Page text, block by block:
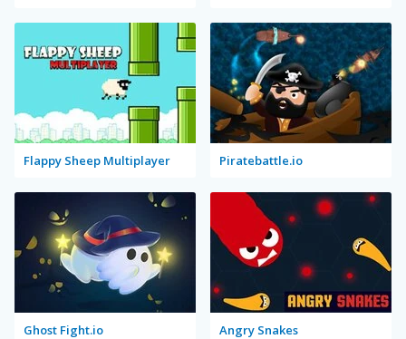
Flappy Sheep Multiplayer Piratebattle.io
Ghost Fight.io Angry Snakes